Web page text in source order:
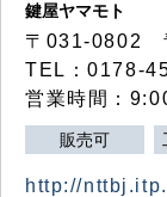
鍵屋ヤマモト
〒031-0802
TEL：0178-
営業時間：
販売可
http://